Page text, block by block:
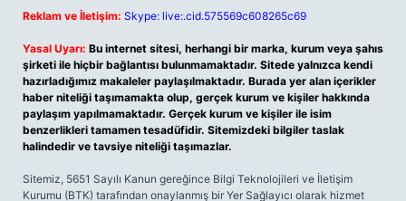
Reklam ve İletişim: Skype: live:.cid.575569c608265c69
Yasal Uyarı: Bu internet sitesi, herhangi bir marka, kurum veya şahıs
şirketi ile hiçbir bağlantısı bulunmamaktadır. Sitede yalnızca kendi
hazırladığımız makaleler paylaşılmaktadır. Burada yer alan içerikler
haber niteliği taşımamakta olup, gerçek kurum ve kişiler hakkında
paylaşım yapılmamaktadır. Gerçek kurum ve kişiler ile isim
benzerlikleri tamamen tesadüfidir. Sitemizdeki bilgiler taslak
halindedir ve tavsiye niteliği taşımazlar.
Sitemiz, 5651 Sayılı Kanun gereğince Bilgi Teknolojileri ve İletişim
Kurumu (BTK) tarafından onaylanmış bir Yer Sağlayıcı olarak hizmet